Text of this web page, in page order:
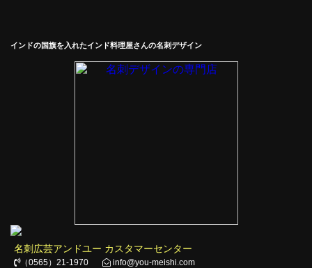
インドの国旗を入れたインド料理屋さんの名刺デザイン
名刺広芸アンドユー カスタマーセンター
（0565）21-1970
info@you-meishi.com